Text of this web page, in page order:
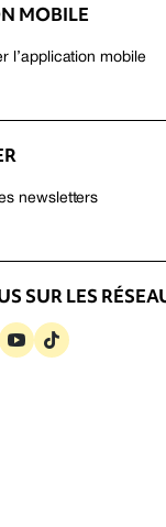
MOBILE
l’application mobile
newsletters
SUR LES